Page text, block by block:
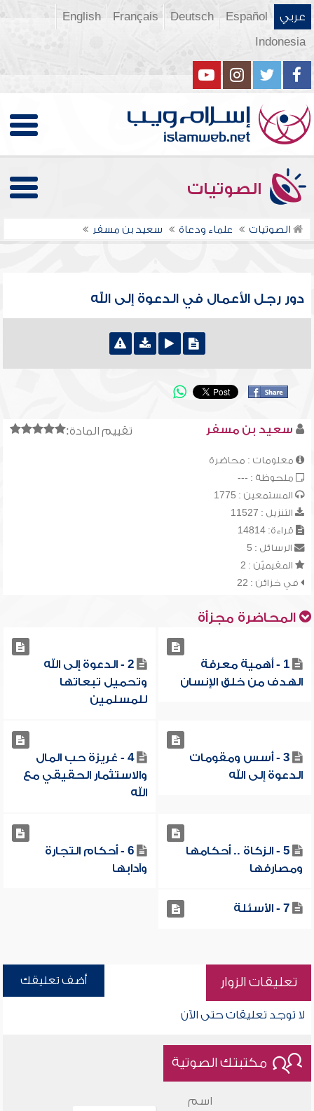
عربي Español
Deutsch
Français
English
Indonesia
الصوتيات
الصوتيات علماء ودعاة سعيد بن مسفر
دور رجل الأعمال في الدعوة إلى الله
تقييم المادة: سعيد بن مسفر
معلومات : محاضرة
ملحوظة : ---
المستمعين : 1775
التنزيل : 11527
قراءة: 14814
الرسائل : 5
المقيميّن : 2
في خزائن : 22
المحاضرة مجزأة
1 - أهمية معرفة
الهدف من خلق الإنسان
2 - الدعوة إلى الله
وتحميل تبعاتها
للمسلمين
3 - أسس ومقومات
الدعوة إلى الله
4 - غريزة حب المال
والاستثمار الحقيقي مع
الله
5 - الزكاة .. أحكامها
ومصارفها
6 - أحكام التجارة
وآدابها
7 - الأسئلة
تعليقات الزوار أضف تعليقك
لا توجد تعليقات حتى الآن
مكتبتك الصوتية
اسم